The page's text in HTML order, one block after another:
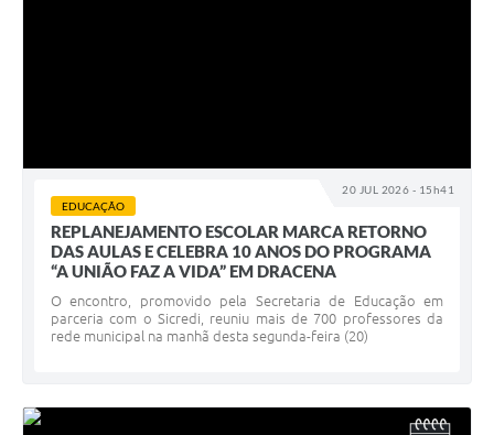
20 JUL 2026 - 15h41
EDUCAÇÃO
REPLANEJAMENTO ESCOLAR MARCA RETORNO
DAS AULAS E CELEBRA 10 ANOS DO PROGRAMA
“A UNIÃO FAZ A VIDA” EM DRACENA
O encontro, promovido pela Secretaria de Educação em
parceria com o Sicredi, reuniu mais de 700 professores da
rede municipal na manhã desta segunda-feira (20)